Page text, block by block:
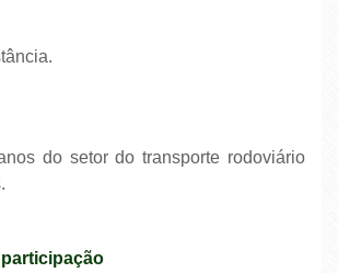
do setor do transporte rodoviário